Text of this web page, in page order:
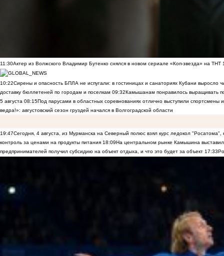
11:30Актер из Волжского Владимир Бутенко снялся в новом сериале «Коп-звезда» на ТНТ
10:22Сирены и опасность БПЛА не испугали: в гостиницах и санаториях Кубани выросло
доставку бюллетеней по городам и поселкам 09:32Камышанам понравилось выращивать
5 августа 08:15Под парусами в областных соревнованиях отлично выступили спортсмены
ведра!»: августовский сезон груздей начался в Волгоградской области
19:47Сегодня, 4 августа, из Мурманска на Северный полюс взял курс ледокол
контроль за ценами на продукты питания 18:09На центральном рынке Камышина
предпринимателей получил субсидию на объект отдыха, и что это будет за объект 17:33